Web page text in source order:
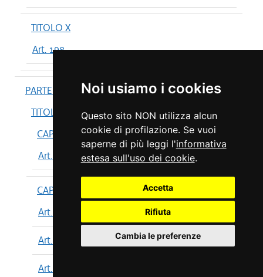
Noi usiamo i cookies
Questo sito NON utilizza alcun
cookie di profilazione. Se vuoi
saperne di più leggi l'informativa
estesa sull'uso dei cookie.
Accetta
Rifiuta
Cambia le preferenze
TITOLO X
Art. 198
PARTE IV
TITOLO I
CAPO I
Art. 199
CAPO II
Art. 200
Art. 201
Art. 202